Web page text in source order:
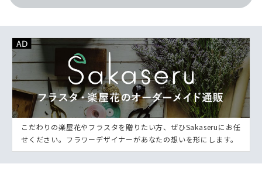
こだわりの楽屋花やフラスタを贈りたい方、ぜひSakaseruにお任
せください。フラワーデザイナーがあなたの想いを形にします。